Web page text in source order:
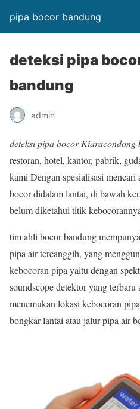
pipa bocor bandung
deteksi pipa
bandung
admin
deteksi pipa bocor Kiaracondong
restoran, hotel, kantor, pabrik,
kami Dengan spesialisasi
bocor didalam lantai, di bawah
belum diketahui titik
tim ahli bocor bandung
pipa air tercanggih, yang
kebocoran pipa yaitu dengan
soundscope detektor yang
menemukan lokasi kebocoran
bongkar lantai atau jalur pipa air